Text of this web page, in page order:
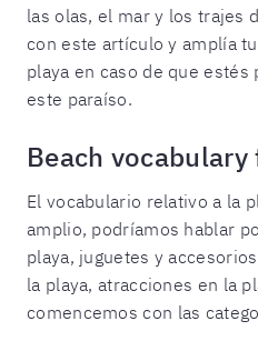
las olas, el mar y los trajes
con este artículo y amplía
playa en caso de que estés
este paraíso.
Beach
El vocabulario relativo a la
amplio, podríamos hablar
playa, juguetes y
la playa, atracciones en la
comencemos con las